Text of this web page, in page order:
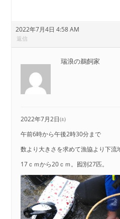
2022年7月4日 4:58 AM
返信
瑞浪の鵜飼家
2022年7月2日㈯
午前6時から午後2時30分まで
数より大きさを求めて漁協より下流
17ｃｍから20ｃｍ。囮別27匹。